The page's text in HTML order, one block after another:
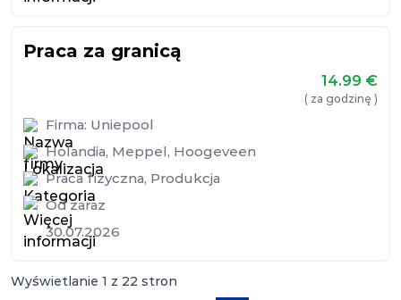
Praca za granicą
14.99 €
( za godzinę )
Firma: Uniepool
Holandia, Meppel, Hoogeveen
Praca fizyczna, Produkcja
Od zaraz
30.07.2026
Wyświetlanie 1 z 22 stron